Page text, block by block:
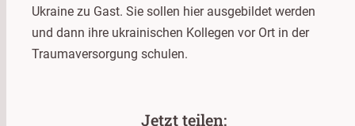
Ukraine zu Gast. Sie sollen hier ausgebildet werden
und dann ihre ukrainischen Kollegen vor Ort in der
Traumaversorgung schulen.